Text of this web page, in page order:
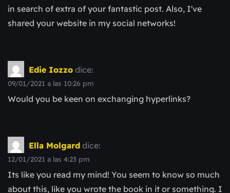
in search of extra of your fantastic post. Also, I've
shared your website in my social networks!
Edie Iozzo dice:
09/01/2021 a las 10:26 pm
Would you be keen on exchanging hyperlinks?
Ella Molgard dice:
12/01/2021 a las 4:23 pm
Its like you read my mind! You seem to know so much
about this, like you wrote the book in it or something. I